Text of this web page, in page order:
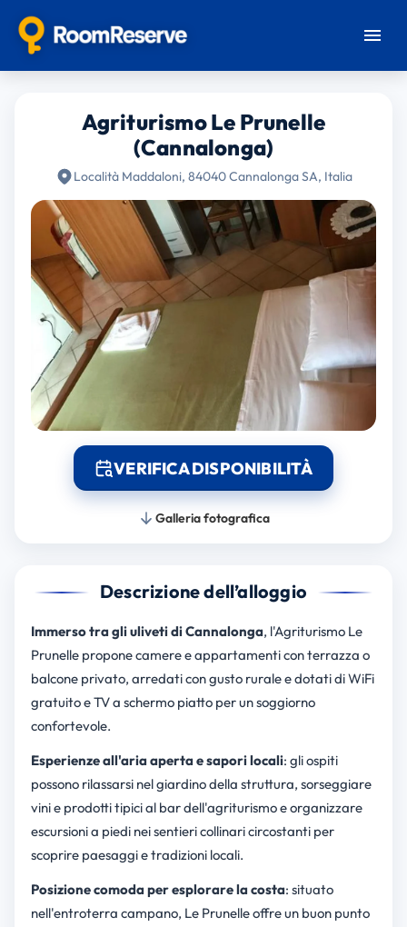
Agriturismo Le Prunelle
(Cannalonga)
Località Maddaloni, 84040 Cannalonga SA, Italia
VERIFICA DISPONIBILITÀ
Galleria fotografica
Descrizione dell’alloggio
Immerso tra gli uliveti di Cannalonga, l'Agriturismo Le
Prunelle propone camere e appartamenti con terrazza o
balcone privato, arredati con gusto rurale e dotati di WiFi
gratuito e TV a schermo piatto per un soggiorno
confortevole.
Esperienze all'aria aperta e sapori locali: gli ospiti
possono rilassarsi nel giardino della struttura, sorseggiare
vini e prodotti tipici al bar dell'agriturismo e organizzare
escursioni a piedi nei sentieri collinari circostanti per
scoprire paesaggi e tradizioni locali.
Posizione comoda per esplorare la costa: situato
nell'entroterra campano, Le Prunelle offre un buon punto